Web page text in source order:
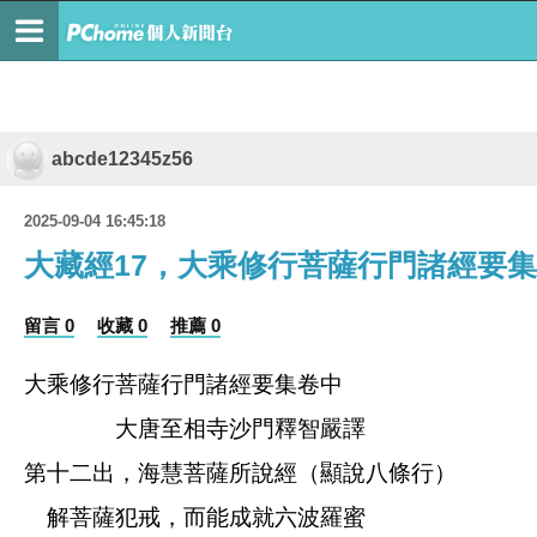
abcde12345z56
2025-09-04 16:45:18
大藏經17，大乘修行菩薩行門諸經要
留言 0 收藏 0 推薦 0
大乘修行菩薩行門諸經要集卷中
大唐至相寺沙門釋智嚴譯
第十二出，海慧菩薩所說經（顯說八條行）
解菩薩犯戒，而能成就六波羅蜜